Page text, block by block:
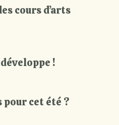
cours d’arts
développe !
pour cet été ?